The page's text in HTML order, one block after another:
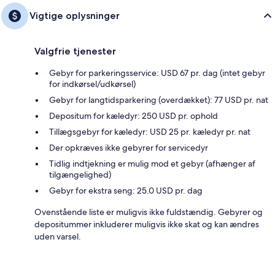
Vigtige oplysninger
Valgfrie tjenester
Gebyr for parkeringsservice: USD 67 pr. dag (intet gebyr
for indkørsel/udkørsel)
Gebyr for langtidsparkering (overdækket): 77 USD pr. nat
Depositum for kæledyr: 250 USD pr. ophold
Tillægsgebyr for kæledyr: USD 25 pr. kæledyr pr. nat
Der opkræves ikke gebyrer for servicedyr
Tidlig indtjekning er mulig mod et gebyr (afhænger af
tilgængelighed)
Gebyr for ekstra seng: 25.0 USD pr. dag
Ovenstående liste er muligvis ikke fuldstændig. Gebyrer og
depositummer inkluderer muligvis ikke skat og kan ændres
uden varsel.